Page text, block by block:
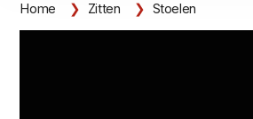
Home Zitten Stoelen